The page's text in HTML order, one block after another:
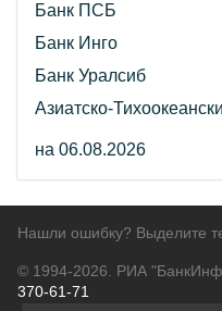
Банк ПСБ
Банк Инго
Банк Уралсиб
Азиатско-
на 06.08.2026
Нашли ошибку? Выделите
© 1994-2026. РИА
370-61-71